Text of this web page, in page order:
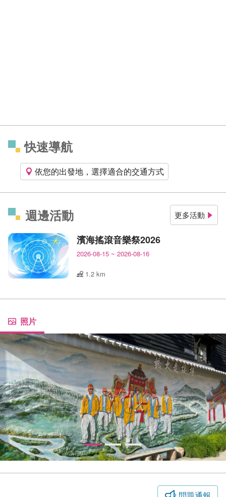
快速導航
依您的出發地，選擇適合的交通方式
週邊活動 更多活動
濱海搖滾音樂祭2026
2026-08-15 ~ 2026-08-16
1.2 km
照片